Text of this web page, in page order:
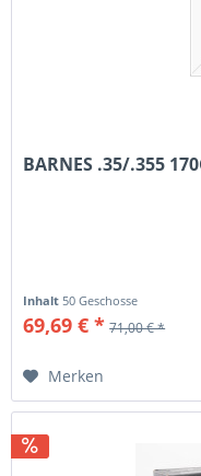
BARNES .35/.355
Inhalt50 Geschosse
69,69 € * 71,00 € *
Merken